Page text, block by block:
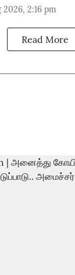
2026, 2:16 pm
Read More